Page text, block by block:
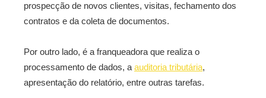
prospecção de novos clientes, visitas, fechamento dos
contratos e da coleta de documentos.
Por outro lado, é a franqueadora que realiza o
processamento de dados, a auditoria tributária,
apresentação do relatório, entre outras tarefas.